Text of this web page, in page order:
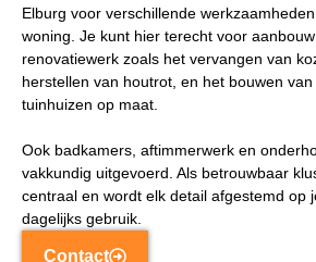
Elburg voor verschillende
woning. Je kunt hier terecht voor
renovatiewerk zoals het vervangen van
herstellen van houtrot, en het bouwen van
tuinhuizen op maat.
Ook badkamers, aftimmerwerk en
vakkundig uitgevoerd. Als betrouwbaar
centraal en wordt elk detail afgestemd op
dagelijks gebruik.
Contact